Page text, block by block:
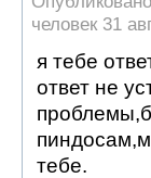
человек 31
я тебе
ответ не
тебе.